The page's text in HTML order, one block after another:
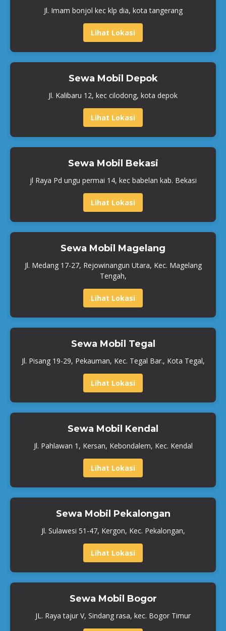
Jl. Imam bonjol kec klp dia, kota tangerang
Lihat Lokasi
Sewa Mobil Depok
Jl. Kalibaru 12, kec cilodong, kota depok
Lihat Lokasi
Sewa Mobil Bekasi
jl Raya Pd ungu permai 14, kec babelan kab. Bekasi
Lihat Lokasi
Sewa Mobil Magelang
Jl. Medang 17-27, Rejowinangun Utara, Kec. Magelang
Tengah,
Lihat Lokasi
Sewa Mobil Tegal
Jl. Pisang 19-29, Pekauman, Kec. Tegal Bar., Kota Tegal,
Lihat Lokasi
Sewa Mobil Kendal
Jl. Pahlawan 1, Kersan, Kebondalem, Kec. Kendal
Lihat Lokasi
Sewa Mobil Pekalongan
Jl. Sulawesi 51-47, Kergon, Kec. Pekalongan,
Lihat Lokasi
Sewa Mobil Bogor
JL. Raya tajur V, Sindang rasa, kec. Bogor Timur